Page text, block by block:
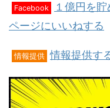
Facebook
１億円を
ページにいいねする
情報提供 情報提供す